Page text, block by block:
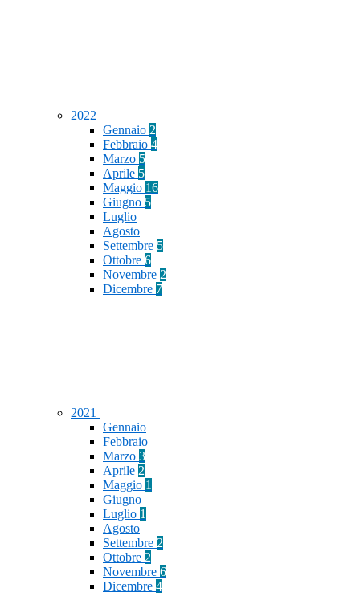
2022
Gennaio 2
Febbraio 4
Marzo 5
Aprile 5
Maggio 16
Giugno 5
Luglio
Agosto
Settembre 5
Ottobre 6
Novembre 2
Dicembre 7
2021
Gennaio
Febbraio
Marzo 3
Aprile 2
Maggio 1
Giugno
Luglio 1
Agosto
Settembre 2
Ottobre 2
Novembre 6
Dicembre 4